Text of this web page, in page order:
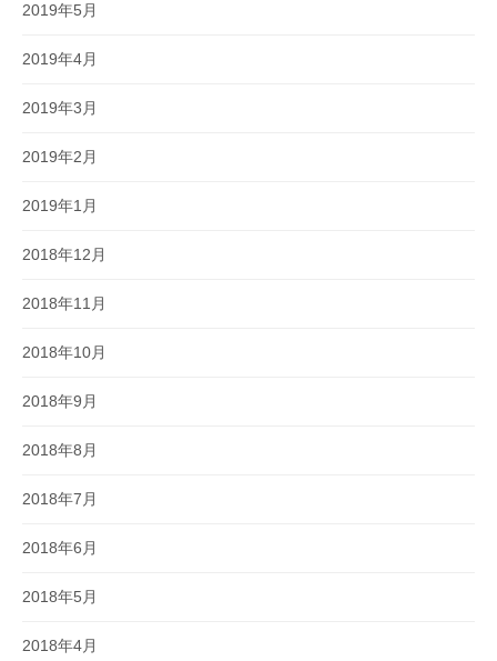
2019年5月
2019年4月
2019年3月
2019年2月
2019年1月
2018年12月
2018年11月
2018年10月
2018年9月
2018年8月
2018年7月
2018年6月
2018年5月
2018年4月